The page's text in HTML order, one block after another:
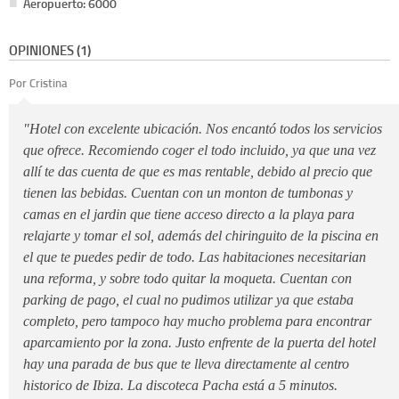
Aeropuerto: 6000
OPINIONES (1)
Por Cristina
"Hotel con excelente ubicación. Nos encantó todos los servicios
que ofrece. Recomiendo coger el todo incluido, ya que una vez
allí te das cuenta de que es mas rentable, debido al precio que
tienen las bebidas. Cuentan con un monton de tumbonas y
camas en el jardin que tiene acceso directo a la playa para
relajarte y tomar el sol, además del chiringuito de la piscina en
el que te puedes pedir de todo. Las habitaciones necesitarian
una reforma, y sobre todo quitar la moqueta. Cuentan con
parking de pago, el cual no pudimos utilizar ya que estaba
completo, pero tampoco hay mucho problema para encontrar
aparcamiento por la zona. Justo enfrente de la puerta del hotel
hay una parada de bus que te lleva directamente al centro
historico de Ibiza. La discoteca Pacha está a 5 minutos.